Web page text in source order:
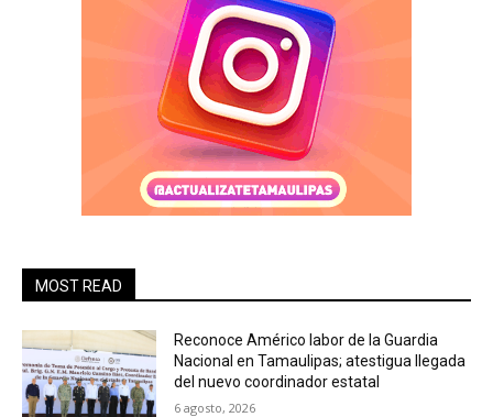
MOST READ
Reconoce Américo labor de la Guardia
Nacional en Tamaulipas; atestigua llegada
del nuevo coordinador estatal
6 agosto, 2026